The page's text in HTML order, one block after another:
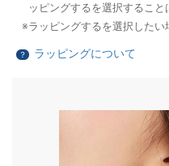
ッピングするを選択すること
ラッピングするを選択したい
？ ラッピングについて